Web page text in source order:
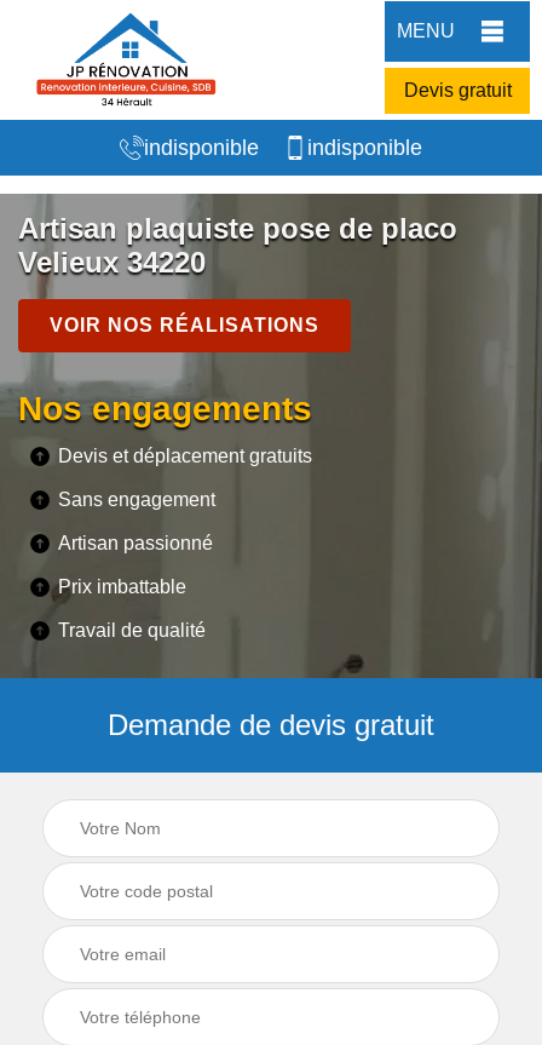
MENU
Devis gratuit
indisponible indisponible
Artisan plaquiste pose de placo
Velieux 34220
VOIR NOS RÉALISATIONS
Nos engagements
Devis et déplacement gratuits
Sans engagement
Artisan passionné
Prix imbattable
Travail de qualité
Demande de devis gratuit